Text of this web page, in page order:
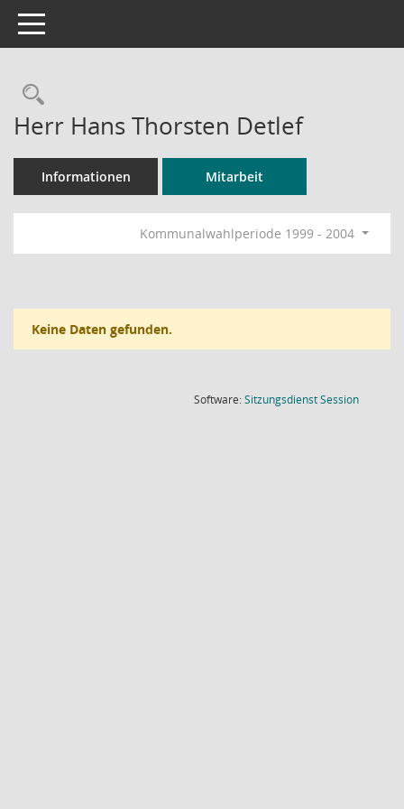
Toggle navigation
Rechercheauswahl
Herr Hans Thorsten Detlef
Informationen Mitarbeit
Kommunalwahlperiode 1999 - 2004
Keine Daten gefunden.
Software:SitzungsdienstSession(Wird in